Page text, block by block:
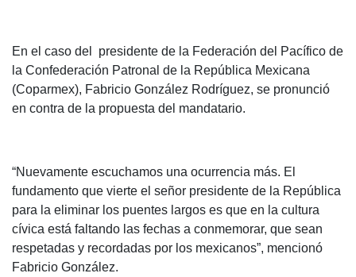
En el caso del presidente de la Federación del Pacífico de
la Confederación Patronal de la República Mexicana
(Coparmex), Fabricio González Rodríguez, se pronunció
en contra de la propuesta del mandatario.
“Nuevamente escuchamos una ocurrencia más. El
fundamento que vierte el señor presidente de la República
para la eliminar los puentes largos es que en la cultura
cívica está faltando las fechas a conmemorar, que sean
respetadas y recordadas por los mexicanos”, mencionó
Fabricio González.